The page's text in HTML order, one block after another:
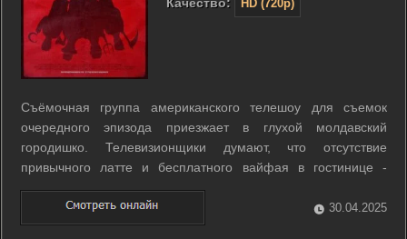
HD (720p)
Съёмочная группа американского телешоу для съемок
очередного эпизода приезжает в глухой молдавский
городишко. Телевизионщики думают, что отсутствие
привычного латте и бесплатного вайфая в гостинице -
максимум неприятностей, которые их ожидают. Но бояться
следует, скорее, местных жителей. ...
30.04.2025